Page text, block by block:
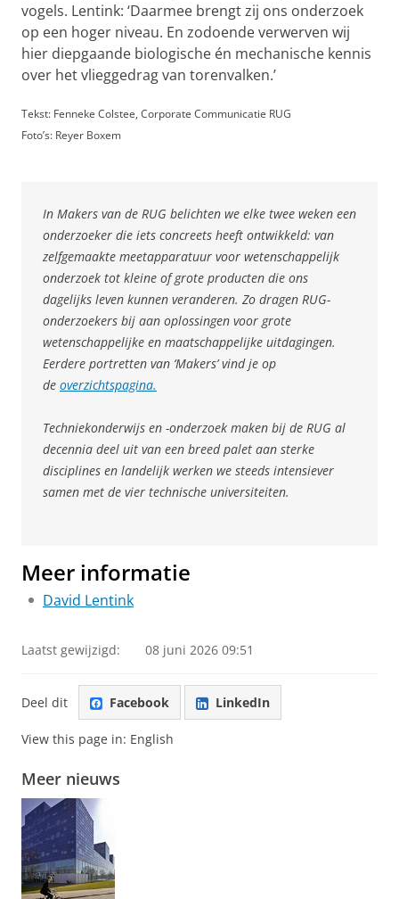
vogels. Lentink: ‘Daarmee brengt zij ons onderzoek
op een hoger niveau. En zodoende verwerven wij
hier diepgaande biologische én mechanische kennis
over het vlieggedrag van torenvalken.’
Tekst: Fenneke Colstee, Corporate Communicatie RUG
Foto’s: Reyer Boxem
In Makers van de RUG belichten we elke twee weken een
onderzoeker die iets concreets heeft ontwikkeld: van
zelfgemaakte meetapparatuur voor wetenschappelijk
onderzoek tot kleine of grote producten die ons
dagelijks leven kunnen veranderen. Zo dragen RUG-
onderzoekers bij aan oplossingen voor grote
wetenschappelijke en maatschappelijke uitdagingen.
Eerdere portretten van ‘Makers’ vind je op
de overzichtspagina.
Techniekonderwijs en -onderzoek maken bij de RUG al
decennia deel uit van een breed palet aan sterke
disciplines en landelijk werken we steeds intensiever
samen met de vier technische universiteiten.
Meer informatie
David Lentink
Laatst gewijzigd: 08 juni 2026 09:51
Deel dit Facebook LinkedIn
View this page in: English
Meer nieuws